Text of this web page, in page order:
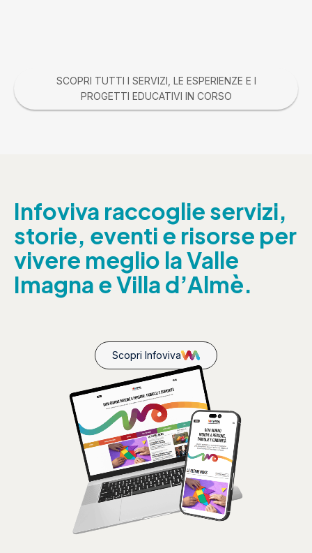
SCOPRI TUTTI I SERVIZI, LE ESPERIENZE E I
PROGETTI EDUCATIVI IN CORSO
Infoviva raccoglie servizi,
storie, eventi e risorse per
vivere meglio la Valle
Imagna e Villa d’Almè.
Scopri Infoviva